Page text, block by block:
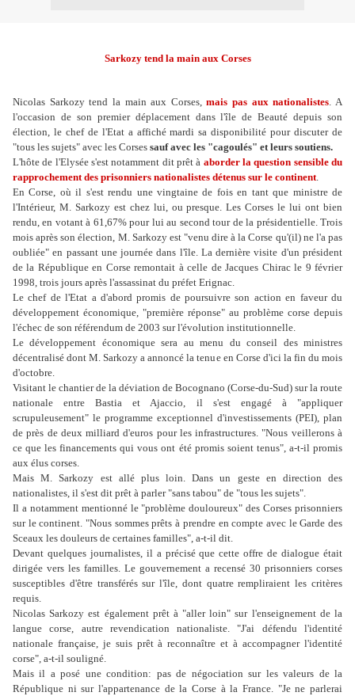
Sarkozy tend la main aux Corses
Nicolas Sarkozy tend la main aux Corses,mais pas aux nationalistes . A
l'occasion de son premier déplacement dans l'île de Beauté depuis son
élection, le chef de l'Etat a affiché mardi sa disponibilité pour discuter de
"tous les sujets" avec les Corses sauf avec les "cagoulés" et leurs soutiens.
L'hôte de l'Elysée s'est notamment dit prêt à aborder la question sensible du
rapprochement des prisonniers nationalistes détenus sur le continent
En Corse, où il s'est rendu une vingtaine de fois en tant que ministre de
l'Intérieur, M. Sarkozy est chez lui, ou presque. Les Corses le lui ont bien
rendu, en votant à 61,67% pour lui au second tour de la présidentielle. Trois
mois après son élection, M. Sarkozy est "venu dire à la Corse qu'(il) ne l'a pas
oubliée" en passant une journée dans l'île. La dernière visite d'un président
de la République en Corse remontait à celle de Jacques Chirac le 9 février
1998, trois jours après l'assassinat du préfet Erignac.
Le chef de l'Etat a d'abord promis de poursuivre son action en faveur du
développement économique, "première réponse" au problème corse depuis
l'échec de son référendum de 2003 sur l'évolution institutionnelle.
Le développement économique sera au menu du conseil des ministres
décentralisé dont M. Sarkozy a annoncé la tenue en Corse d'ici la fin du mois
d'octobre.
Visitant le chantier de la déviation de Bocognano (Corse-du-Sud) sur la route
nationale entre Bastia et Ajaccio, il s'est engagé à "appliquer
scrupuleusement" le programme exceptionnel d'investissements (PEI), plan
de près de deux milliard d'euros pour les infrastructures. "Nous veillerons à
ce que les financements qui vous ont été promis soient tenus", a-t-il promis
aux élus corses.
Mais M. Sarkozy est allé plus loin. Dans un geste en direction des
nationalistes, il s'est dit prêt à parler "sans tabou" de "tous les sujets".
Il a notamment mentionné le "problème douloureux" des Corses prisonniers
sur le continent. "Nous sommes prêts à prendre en compte avec le Garde des
Sceaux les douleurs de certaines familles", a-t-il dit.
Devant quelques journalistes, il a précisé que cette offre de dialogue était
dirigée vers les familles. Le gouvernement a recensé 30 prisonniers corses
susceptibles d'être transférés sur l'île, dont quatre rempliraient les critères
requis.
Nicolas Sarkozy est également prêt à "aller loin" sur l'enseignement de la
langue corse, autre revendication nationaliste. "J'ai défendu l'identité
nationale française, je suis prêt à reconnaître et à accompagner l'identité
corse", a-t-il souligné.
Mais il a posé une condition: pas de négociation sur les valeurs de la
République ni sur l'appartenance de la Corse à la France. "Je ne parlerai